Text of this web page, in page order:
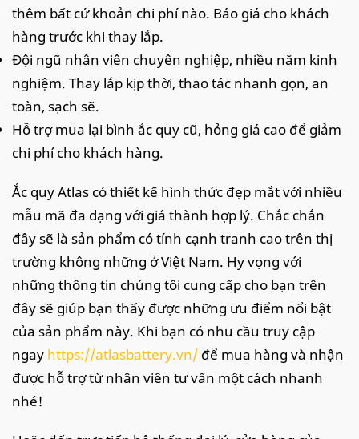
thêm bất cứ khoản chi phí nào. Báo giá cho khách
hàng trước khi thay lắp.
Đội ngũ nhân viên chuyên nghiệp, nhiều năm kinh
nghiệm. Thay lắp kịp thời, thao tác nhanh gọn, an
toàn, sạch sẽ.
Hỗ trợ mua lại bình ắc quy cũ, hỏng giá cao để giảm
chi phí cho khách hàng.
Ắc quy Atlas có thiết kế hình thức đẹp mắt với nhiều
mẫu mã đa dạng với giá thành hợp lý. Chắc chắn
đây sẽ là sản phẩm có tính cạnh tranh cao trên thị
trường không những ở Việt Nam. Hy vọng với
những thông tin chúng tôi cung cấp cho bạn trên
đây sẽ giúp bạn thấy được những ưu điểm nổi bật
của sản phẩm này. Khi bạn có nhu cầu truy cập
ngay https://atlasbattery.vn/ để mua hàng và nhận
được hỗ trợ từ nhân viên tư vấn một cách nhanh
nhé!